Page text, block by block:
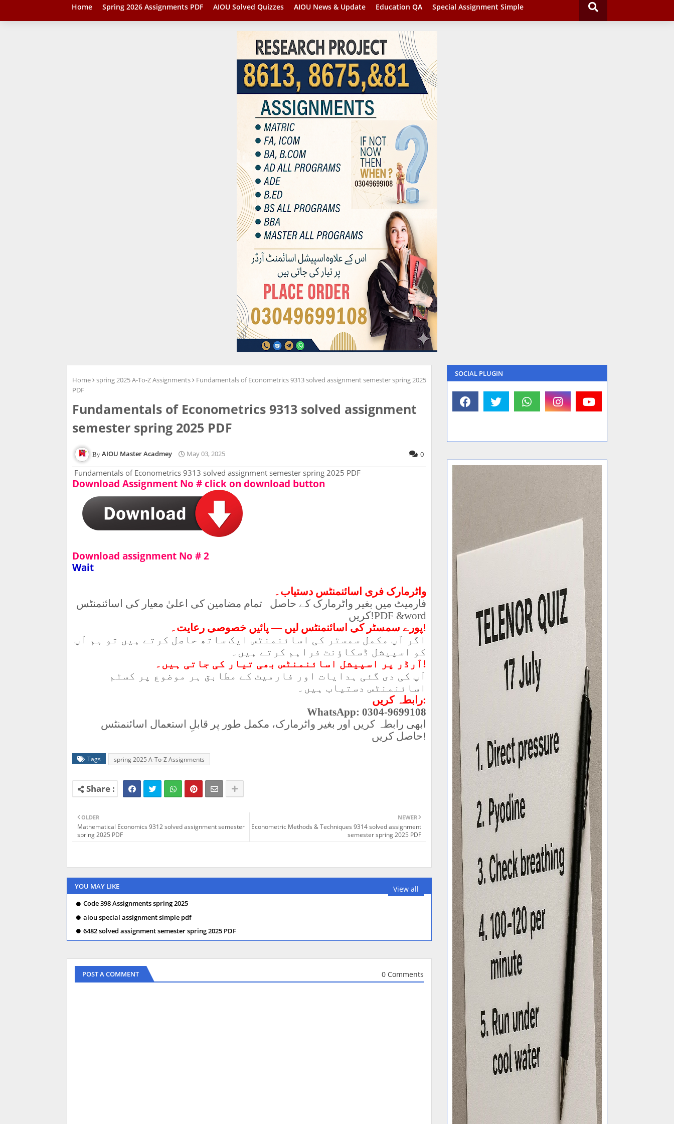
Home Spring 2026 Assignments PDF AIOU Solved Quizzes AIOU News & Update Education QA Special Assignment Simple
Home spring 2025 A-To-Z Assignments
Fundamentals of Econometrics 9313 solved assignment semester spring 2025
PDF
Fundamentals of Econometrics 9313 solved assignment
semester spring 2025 PDF
AIOU Master Acadmey May 03, 2025 0
Fundamentals of Econometrics 9313 solved assignment semester spring 2025 PDF
Download Assignment No # click on download button
Download assignment No # 2
Wait
واٹرمارک فری اسائنمنٹس دستیاب۔
تمام مضامین کی اعلیٰ معیار کی اسائنمنٹس
فارمیٹ میں بغیر واٹرمارک کے حاصل
کریں!PDF &word
پورے سمسٹر کی اسائنمنٹس لیں — پائیں خصوصی رعایت۔!
اگر آپ مکمل سمسٹر کی اسائنمنٹس ایک ساتھ حاصل کرتے ہیں تو ہم آپ
کو اسپیشل ڈسکاؤنٹ فراہم کرتے ہیں۔
آرڈر پر اسپیشل اسائنمنٹس بھی تیار کی جاتی ہیں۔!
آپ کی دی گئی ہدایات اور فارمیٹ کے مطابق ہر موضوع پر کسٹم
اسائنمنٹس دستیاب ہیں۔
رابطہ کریں:
WhatsApp: 0304-9699108
ابھی رابطہ کریں اور بغیر واٹرمارک، مکمل طور پر قابلِ استعمال اسائنمنٹس
حاصل کریں!
Tags spring 2025 A-To-Z Assignments
NEWER
Econometric Methods & Techniques 9314 solved assignment
semester spring 2025 PDF
OLDER
Mathematical Economics 9312 solved assignment semester
spring 2025 PDF
YOU MAY LIKE View all
Code 398 Assignments spring 2025
aiou special assignment simple pdf
6482 solved assignment semester spring 2025 PDF
POST A COMMENT 0 Comments
SOCIAL PLUGIN